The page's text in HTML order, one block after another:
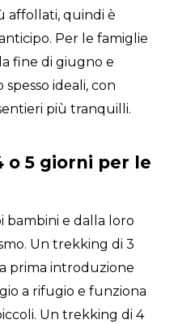
affollati, quindi è
Per le famiglie
fine di giugno e
ideali, con
più tranquilli.
o 5 giorni per le
bambini e dalla loro
Un trekking di 3
prima introduzione
a rifugio e funziona
Un trekking di 4